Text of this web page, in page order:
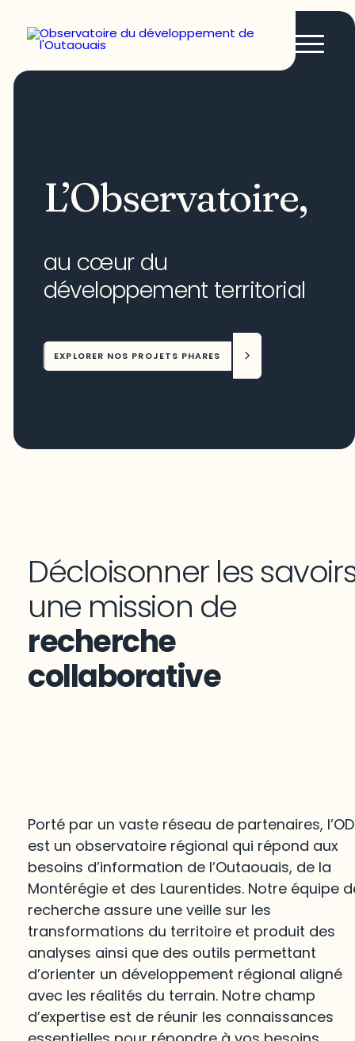
L’Observatoire,
au cœur du
développement territorial
EXPLORER NOS PROJETS PHARES
Décloisonner les
une mission de
recherche
collaborative
Porté par un vaste réseau de partenaires,
est un observatoire régional qui répond aux
besoins d’information de l’Outaouais, de la
Montérégie et des Laurentides. Notre équipe
recherche assure une veille sur les
transformations du territoire et produit des
analyses ainsi que des outils permettant
d’orienter un développement régional aligné
avec les réalités du terrain. Notre champ
d’expertise est de réunir les connaissances